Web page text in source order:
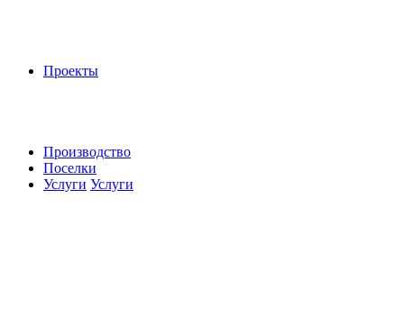
Проекты
Производство
Поселки
Услуги Услуги